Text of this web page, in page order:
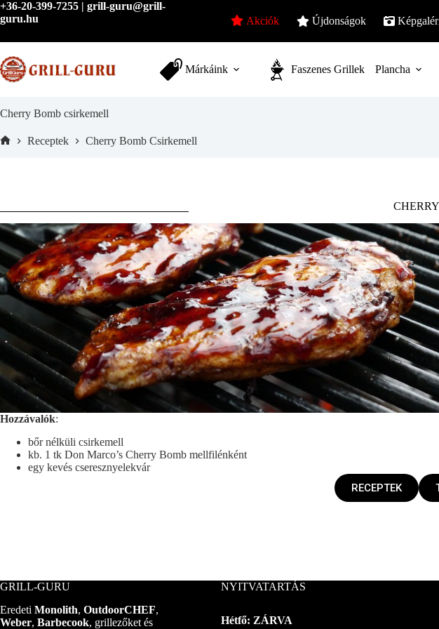
Skip
to
+36-20-399-7255 | grill-guru@grill-
guru.hu
Akciók Újdonságok
Márkáink Faszenes Grillek Plancha
Cherry Bomb csirkemell
Receptek Cherry Bomb Csirkemell
Hozzávalók:
bőr nélküli csirkemell
kb. 1 tk Don Marco’s Cherry Bomb mellfilénként
egy kevés cseresznyelekvár
RECEPTEK
GRILL-GURU
Eredeti Monolith, OutdoorCHEF,
Weber, Barbecook, grillezőket és
NYITVATARTÁS
Hétfő: ZÁRVA